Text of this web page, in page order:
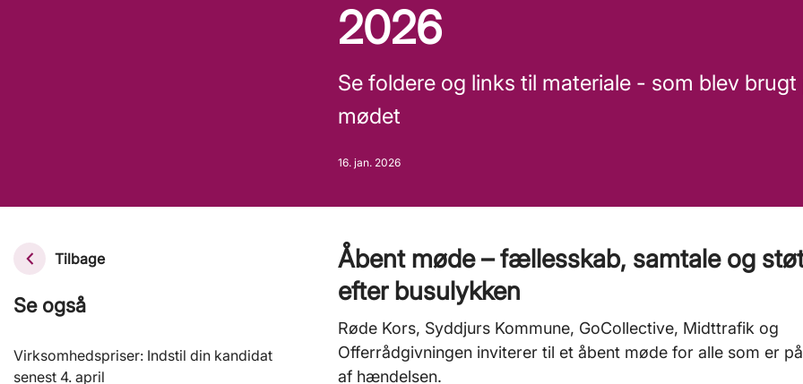
2026
Se foldere og links til materiale - som blev brugt
mødet
16. jan. 2026
Tilbage
Se også
Virksomhedspriser: Indstil din kandidat
senest 4. april
Åbent møde – fællesskab, samtale og
efter busulykken
Røde Kors, Syddjurs Kommune, GoCollective, Midttrafik og
Offerrådgivningen inviterer til et åbent møde for alle som er
af hændelsen.